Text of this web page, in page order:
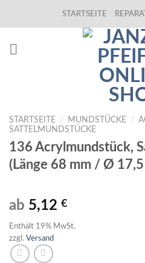
STARTSEITE
STARTSEITE / MUNDSTÜCKE /
SATTELMUNDSTÜCKE
136 Acrylmundstück,
(Länge 68 mm / Ø 17,5
ab 5,12 €
Enthält 19% MwSt.
zzgl. Versand